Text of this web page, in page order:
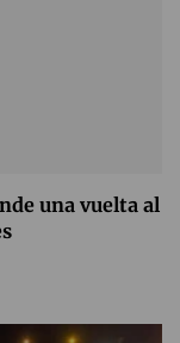
una vuelta al